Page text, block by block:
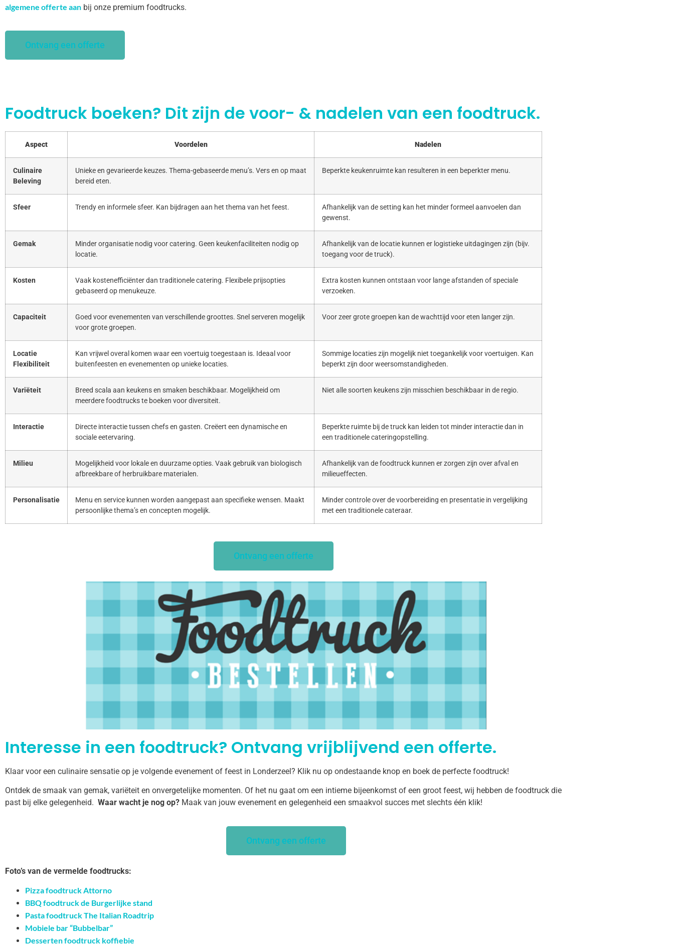
algemene offerte aan bij onze premium foodtrucks.
Ontvang een offerte
Foodtruck boeken? Dit zijn de voor- & nadelen van een foodtruck.
Aspect Voordelen Nadelen
Culinaire
Beleving
Unieke en gevarieerde keuzes. Thema-gebaseerde menu’s. Vers en op maat
bereid eten.
Beperkte keukenruimte kan resulteren in een beperkter menu.
Sfeer Trendy en informele sfeer. Kan bijdragen aan het thema van het feest.
Afhankelijk van de setting kan het minder formeel aanvoelen dan
gewenst.
Gemak
Minder organisatie nodig voor catering. Geen keukenfaciliteiten nodig op
locatie.
Afhankelijk van de locatie kunnen er logistieke uitdagingen zijn (bijv.
toegang voor de truck).
Kosten
Vaak kostenefficiënter dan traditionele catering. Flexibele prijsopties
gebaseerd op menukeuze.
Extra kosten kunnen ontstaan voor lange afstanden of speciale
verzoeken.
Capaciteit
Goed voor evenementen van verschillende groottes. Snel serveren mogelijk
voor grote groepen.
Voor zeer grote groepen kan de wachttijd voor eten langer zijn.
Locatie
Flexibiliteit
Kan vrijwel overal komen waar een voertuig toegestaan is. Ideaal voor
buitenfeesten en evenementen op unieke locaties.
Sommige locaties zijn mogelijk niet toegankelijk voor voertuigen. Kan
beperkt zijn door weersomstandigheden.
Variëteit
Breed scala aan keukens en smaken beschikbaar. Mogelijkheid om
meerdere foodtrucks te boeken voor diversiteit.
Niet alle soorten keukens zijn misschien beschikbaar in de regio.
Interactie
Directe interactie tussen chefs en gasten. Creëert een dynamische en
sociale eetervaring.
Beperkte ruimte bij de truck kan leiden tot minder interactie dan in
een traditionele cateringopstelling.
Milieu
Mogelijkheid voor lokale en duurzame opties. Vaak gebruik van biologisch
afbreekbare of herbruikbare materialen.
Afhankelijk van de foodtruck kunnen er zorgen zijn over afval en
milieueffecten.
Personalisatie
Menu en service kunnen worden aangepast aan specifieke wensen. Maakt
persoonlijke thema’s en concepten mogelijk.
Minder controle over de voorbereiding en presentatie in vergelijking
met een traditionele cateraar.
Ontvang een offerte
Interesse in een foodtruck? Ontvang vrijblijvend een offerte.
Klaar voor een culinaire sensatie op je volgende evenement of feest in Londerzeel? Klik nu op ondestaande knop en boek de perfecte foodtruck!
Ontdek de smaak van gemak, variëteit en onvergetelijke momenten. Of het nu gaat om een intieme bijeenkomst of een groot feest, wij hebben de foodtruck die
past bij elke gelegenheid. Waar wacht je nog op? Maak van jouw evenement en gelegenheid een smaakvol succes met slechts één klik!
Ontvang een offerte
Foto’s van de vermelde foodtrucks:
Pizza foodtruck Attorno
BBQ foodtruck de Burgerlijke stand
Pasta foodtruck The Italian Roadtrip
Mobiele bar “Bubbelbar”
Desserten foodtruck koffiebie